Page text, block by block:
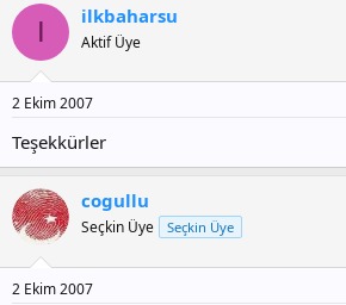
I ilkbaharsu
Aktif Üye
2 Ekim 2007
Teşekkürler
cogullu
Seçkin Üye Seçkin Üye
2 Ekim 2007